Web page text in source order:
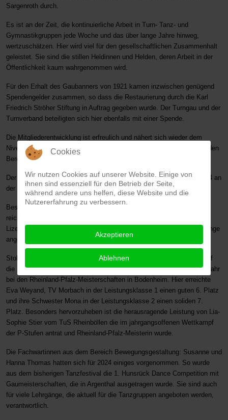
Sargenroth durch.
Es ist an der Zeit, die kontinuierliche Arbeit in Turn- Tanz- und
Gymnastikgruppen jede Woche und das über lange Jahre hinweg,
wertzuschätzen. Hier wird viel für den gesellschaftlichen Zusammenhalt
geleistet. Sie sind die stillen Heldinnen und Helden, deren Arbeit in der
Öffentlichkeit kaum wahrgenommen wird.
Für den Erhalt des Gaubanners von 1921 kamen inzwischen genügend
Spendengelder zusammen, so dass die Restaurierung durch die Karl
Friedrich Ströher Stiftung in Auftrag gegeben wurde. Der Turngau und der
Turnverband beteiligten sich hier ebenfalls mit einer Spende.
Die Mitgliederentwicklung ist erfreulich und nähert sich wieder dem
Niveau vor Corona an. 8.239 Mitglieder wurden von den Vereinen für den
Bereich, Turnen, Tanz und Gymnastik zum 1.1.2024 gemeldet.
Der Oberturnwart Thomas Reichardt berichtete vom Gaubergfest 2024 an
der Nunkirche, das wieder viel Anklang fand.
Besonders erfolgreich waren die Fortbildungen in 2024 mit einem
reichhaltigen Programm. Hier können Übungsleitende heimatnah ihre
Lizenz verlängern. Auch für Tanzgruppen wurden interessante Lehrgänge
angeboten.
Stolz ist der Turngau – wie die Turnwartin Samira Pauli ausführte - auf
die Erfolge der Turnerinnen vom Turngau Hunsrück im vergangenen Jahr
bei den Rheinland-Pfalz-Meisterschaften in Bodenheim. Hier erreichte
Eva Weyand, TV Morbach in der Leistungsklasse 1 einen guten 6. Platz
und ihre Schwester Mona in der Leistungsklasse 2 einen soliden 7.
Platz. Besonders hervorzuheben ist die herausragende Leistung von Lia-
Sophie Stier vom TuS Rheinböllen die im jahrgangsoffenen Wettkampf
der P-Stufen antrat und Rheinland-Pfalz-Meisterin wurde.
Die Fachwartinnen aus dem Bereich Bewegungsgestaltung: Susanne und
Hanna Thomas hatten sich für 2024 einiges vorgenommen. So wurde
aus dem bisherigen Tanzfestival die 1. Hunsrück Dance Competition mit
Gaumeisterschaften, die in Argenthal ausgetragen wurde. Sie sind auch
für viele Lehrgänge, die aktuell für die Tanzgruppen angeboten werden,
verantwortlich.
Cookies
Wir nutzen Cookies auf unserer Website. Einige von
ihnen sind essenziell für den Betrieb der Seite,
während andere uns helfen, diese Website und die
Nutzererfahrung zu verbessern.
Akzeptieren
Ablehnen